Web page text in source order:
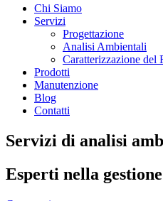
Chi Siamo
Servizi
Progettazione
Analisi Ambientali
Caratterizzazione del
Prodotti
Manutenzione
Blog
Contatti
Servizi di analisi
Esperti nella